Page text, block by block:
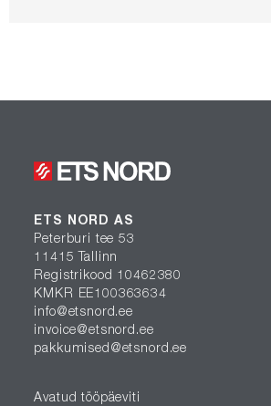
ETS NORD AS
Peterburi tee 53
11415 Tallinn
Registrikood 10462380
KMKR EE100363634
info@etsnord.ee
invoice@etsnord.ee
pakkumised@etsnord.ee
Avatud tööpäeviti